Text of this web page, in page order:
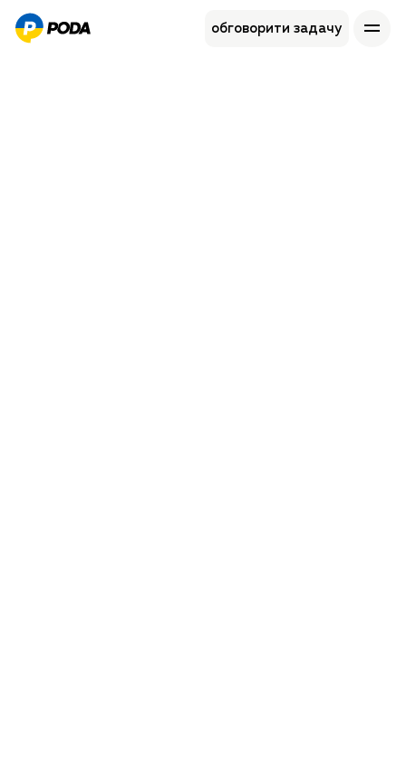
обговорити задачу